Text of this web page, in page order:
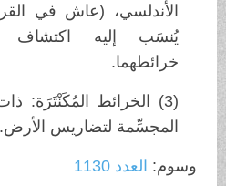
الأندلسي، (عاش في القرن
يُنسَب إليه اكتشاف
خرائطهما.
(3) الخرائط المُكَنْتَرَة: ذات
المجسِّمة لتضاريس الأرض.
وسوم:العدد 1130